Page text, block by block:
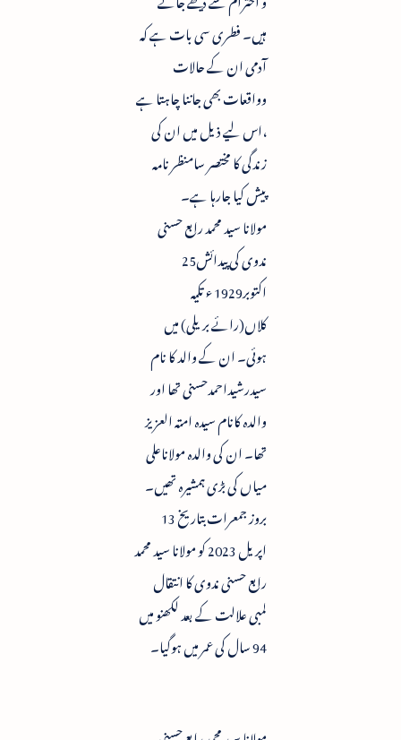
ہیں۔ فطری سی بات ہے کہ
آدمی ان کے حالات
وواقعات بھی جاننا چاہتا ہے
،اس لیے ذیل میں ان کی
زندگی کا مختصر سامنظر نامہ
پیش کیا جارہا ہے۔
مولانا سید محمد رابع حسنی
ندوی کی پیدائش25
اکتوبر1929 ء تکیہ
کلاں(رائے بریلی) میں
ہوئی۔ ان کے والد کا نام
سیدرشیداحمدحسنی تھا اور
والدہ کانام سیدہ امتہ العزیز
تھا۔ ان کی والدہ مولاناعلی
میاں کی بڑی ہمشیرہ تھیں۔
بروز جمعرات بتاریخ 13
اپریل 2023 کو مولانا سید محمد
رابع حسنی ندوی کا انتقال
لمبی علالت کے بعد لکھنو میں
94 سال کی عمر میں ہوگیا۔